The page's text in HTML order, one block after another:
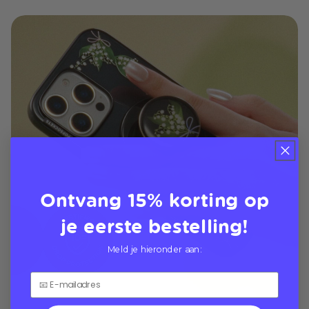
Ontvang 15% korting op
je eerste bestelling!
Meld je hieronder aan: